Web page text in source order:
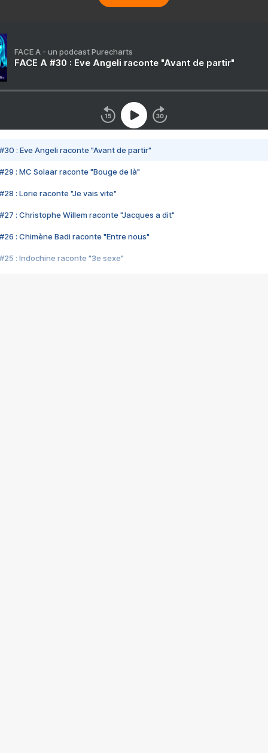
FACE A - un podcast Purecharts
FACE A #30 : Eve Angeli raconte "Avant de partir"
#30 : Eve Angeli raconte "Avant de partir"
#29 : MC Solaar raconte "Bouge de là"
#28 : Lorie raconte "Je vais vite"
#27 : Christophe Willem raconte "Jacques a dit"
#26 : Chimène Badi raconte "Entre nous"
#25 : Indochine raconte "3e sexe"